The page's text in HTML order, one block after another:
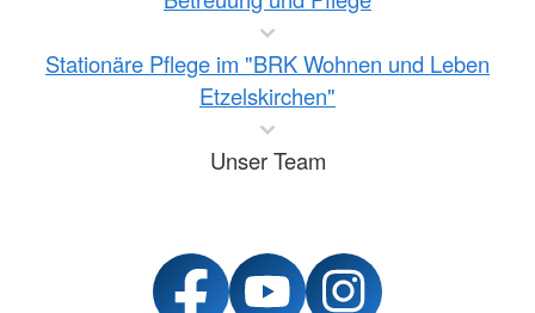
Stationäre Pflege im "BRK Wohnen und Leben
Etzelskirchen"
Unser Team